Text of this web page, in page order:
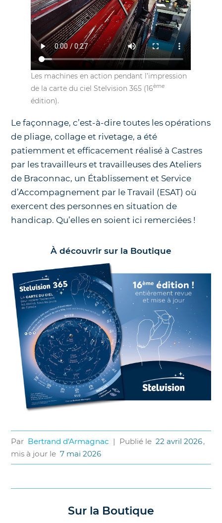
Les machines en action pendant l’impression
de la carte du ciel Stelvision 365 (16ème
édition).
Le façonnage, c’est-à-dire toutes les opérations
de pliage, collage et rivetage, a été
patiemment et efficacement réalisé à Castres
par les travailleurs et travailleuses des Ateliers
de Braconnac, un Établissement et Service
d’Accompagnement par le Travail (ESAT) où
exercent des personnes en situation de
handicap. Qu’elles en soient ici remerciées !
À découvrir sur la Boutique
Par Bertrand d'Armagnac | Publié le 22 avril 2026,
mis à jour le 7 mai 2026
Sur la Boutique